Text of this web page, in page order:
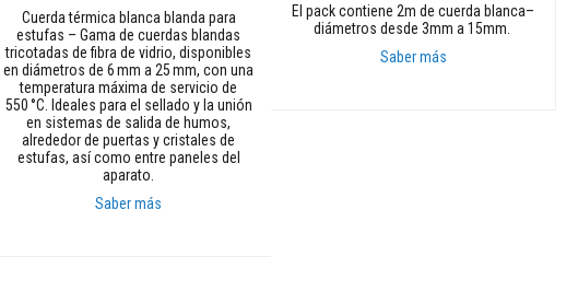
Cuerda térmica blanca blanda para
estufas – Gama de cuerdas blandas
tricotadas de fibra de vidrio, disponibles
en diámetros de 6 mm a 25 mm, con una
temperatura máxima de servicio de
550 °C. Ideales para el sellado y la unión
en sistemas de salida de humos,
alrededor de puertas y cristales de
estufas, así como entre paneles del
aparato.
Saber más
El pack contiene 2m de cuerda blanca–
diámetros desde 3mm a 15mm.
Saber más